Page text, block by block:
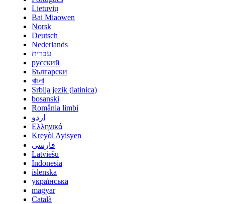
Lietuvių
Bai Miaowen
Norsk
Deutsch
Nederlands
עברית
русский
Български
বাংলা
Srbija jezik (latinica)
bosanski
România limbi
اردو
Ελληνικά
Kreyòl Ayisyen
فارسی
Latviešu
Indonesia
íslenska
українська
magyar
Català